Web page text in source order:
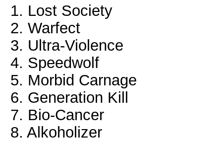
1. Lost Society
2. Warfect
3. Ultra-Violence
4. Speedwolf
5. Morbid Carnage
6. Generation Kill
7. Bio-Cancer
8. Alkoholizer